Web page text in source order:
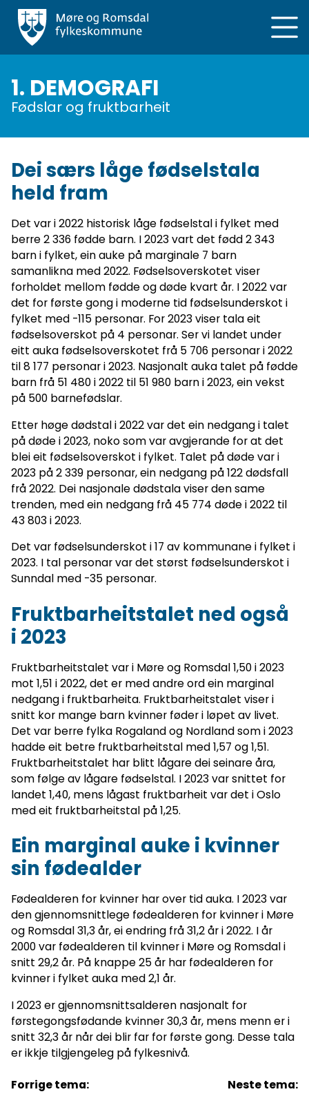
Hopp
hovedinnhold
1. DEMOGRAFI
Fødslar og fruktbarheit
Dei særs låge fødselstala
held fram
Det var i 2022 historisk låge fødselstal i fylket med
berre 2 336 fødde barn. I 2023 vart det fødd 2 343
barn i fylket, ein auke på marginale 7 barn
samanlikna med 2022. Fødselsoverskotet viser
forholdet mellom fødde og døde kvart år. I 2022 var
det for første gong i moderne tid fødselsunderskot i
fylket med -115 personar. For 2023 viser tala eit
fødselsoverskot på 4 personar. Ser vi landet under
eitt auka fødselsoverskotet frå 5 706 personar i 2022
til 8 177 personar i 2023. Nasjonalt auka talet på fødde
barn frå 51 480 i 2022 til 51 980 barn i 2023, ein vekst
på 500 barnefødslar.
Etter høge dødstal i 2022 var det ein nedgang i talet
på døde i 2023, noko som var avgjerande for at det
blei eit fødselsoverskot i fylket. Talet på døde var i
2023 på 2 339 personar, ein nedgang på 122 dødsfall
frå 2022. Dei nasjonale dødstala viser den same
trenden, med ein nedgang frå 45 774 døde i 2022 til
43 803 i 2023.
Det var fødselsunderskot i 17 av kommunane i fylket i
2023. I tal personar var det størst fødselsunderskot i
Sunndal med -35 personar.
Fruktbarheitstalet ned også
i 2023
Fruktbarheitstalet var i Møre og Romsdal 1,50 i 2023
mot 1,51 i 2022, det er med andre ord ein marginal
nedgang i fruktbarheita. Fruktbarheitstalet viser i
snitt kor mange barn kvinner føder i løpet av livet.
Det var berre fylka Rogaland og Nordland som i 2023
hadde eit betre fruktbarheitstal med 1,57 og 1,51.
Fruktbarheitstalet har blitt lågare dei seinare åra,
som følge av lågare fødselstal. I 2023 var snittet for
landet 1,40, mens lågast fruktbarheit var det i Oslo
med eit fruktbarheitstal på 1,25.
Ein marginal auke i kvinner
sin fødealder
Fødealderen for kvinner har over tid auka. I 2023 var
den gjennomsnittlege fødealderen for kvinner i Møre
og Romsdal 31,3 år, ei endring frå 31,2 år i 2022. I år
2000 var fødealderen til kvinner i Møre og Romsdal i
snitt 29,2 år. På knappe 25 år har fødealderen for
kvinner i fylket auka med 2,1 år.
I 2023 er gjennomsnittsalderen nasjonalt for
førstegongsfødande kvinner 30,3 år, mens menn er i
snitt 32,3 år når dei blir far for første gong. Desse tala
er ikkje tilgjengeleg på fylkesnivå.
Forrige tema: Neste tema: